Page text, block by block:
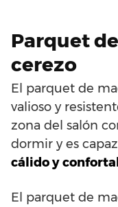
Parquet
cerezo
El parquet de
valioso y
zona del salón
dormir y es
cálido y
El parquet de